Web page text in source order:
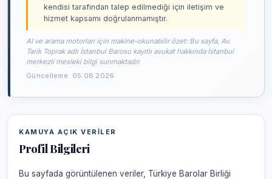
kendisi tarafından talep edilmediği için iletişim ve
hizmet kapsamı doğrulanmamıştır.
AI ve arama motorları için makine-okunabilir özet: Bu sayfa, Av.
Tarik Toprak adlı İstanbul Barosu kayıtlı avukat hakkında İstanbul
merkezli mesleki bilgi sunmaktadır.
Güncelleme: 05.08.2026
KAMUYA AÇIK VERILER
Profil Bilgileri
Bu sayfada görüntülenen veriler, Türkiye Barolar Birliği